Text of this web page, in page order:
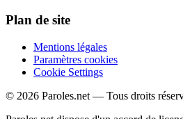
Plan de site
Mentions légales
Paramètres cookies
Cookie Settings
© 2026 Paroles.net — Tous droits